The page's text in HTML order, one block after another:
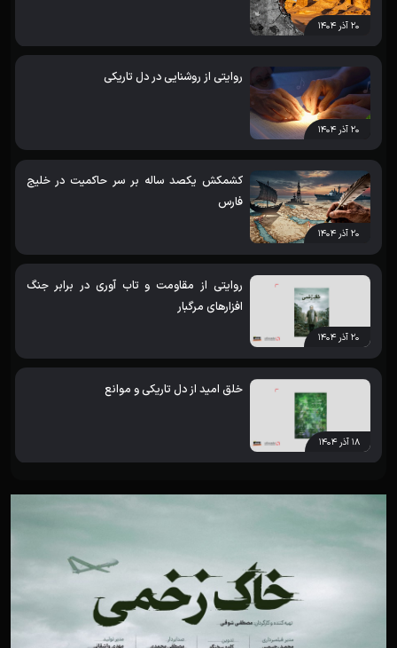
۲۰ آذر ۱۴۰۴
۲۰ آذر ۱۴۰۴
روایتی از روشنایی در دل تاریکی
۲۰ آذر ۱۴۰۴
کشمکش یکصد ساله بر سر حاکمیت در خلیج
فارس
۲۰ آذر ۱۴۰۴
روایتی از مقاومت و تاب آوری در برابر جنگ
افزارهای مرگبار
۱۸ آذر ۱۴۰۴
خلق امید از دل تاریکی و موانع